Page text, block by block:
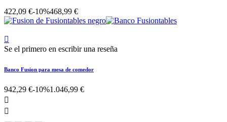
422,09 €-10%468,99 €

Se el primero en escribir una reseña
Banco Fusion para mesa de comedor
942,29 €-10%1.046,99 €

